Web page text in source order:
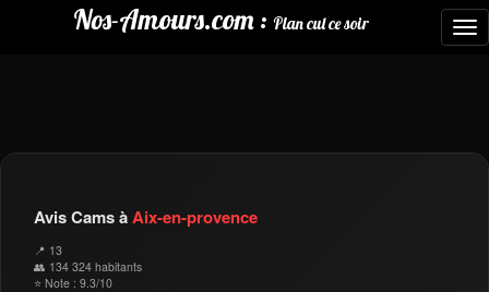
Nos-Amours.com : Plan cul ce soir
Avis Cams àAix-en-provence
📍 13
👥 134 324 habitants
⭐ Note : 9.3/10